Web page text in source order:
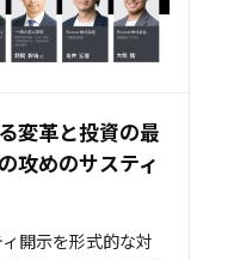
変革と投資の最
攻めのサスティ
開示を形式的な対